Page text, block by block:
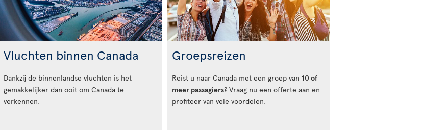
Vluchten binnen Canada
Dankzij de binnenlandse vluchten is het
gemakkelijker dan ooit om Canada te
verkennen.
Groepsreizen
Reist u naar Canada met een groep van 10 of
meer passagiers? Vraag nu een offerte aan en
profiteer van vele voordelen.